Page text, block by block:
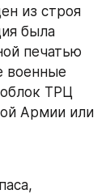
из строя
была
печатью
военные
ТРЦ
Армии или